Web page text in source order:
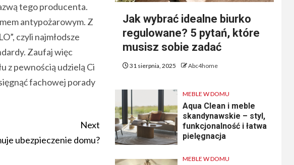
tego producenta.
antypożarowym. Z
czyli najmłodsze
Zaufaj więc
z pewnością udzielą Ci
fachowej porady
Next
ubezpieczenie domu?
Jak wybrać idealne biurko
regulowane? 5 pytań, które
musisz sobie zadać
31 sierpnia, 2025 Abc4home
MEBLE W DOMU
Aqua Clean i meble
skandynawskie – styl,
funkcjonalność i łatwa
pielęgnacja
MEBLE W DOMU